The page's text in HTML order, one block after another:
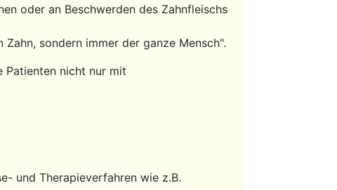
oder an Beschwerden des Zahnfleischs
sondern immer der ganze Mensch".
Patienten nicht nur mit
und Therapieverfahren wie z.B.